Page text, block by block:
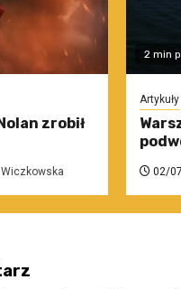
zrobił
2 min
Artykuły
02/